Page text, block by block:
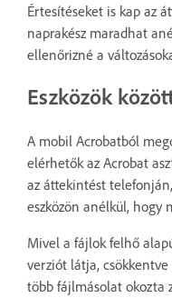
Értesítéseket is kap az
naprakész maradhat
ellenőrizné a
Eszközök
A mobil Acrobatból
elérhetők az Acrobat
az áttekintést
eszközön anélkül, hogy
Mivel a fájlok felhő
verziót látja,
több fájlmásolat okozta